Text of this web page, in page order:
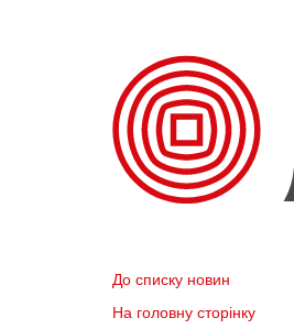
До списку новин
На головну сторінку